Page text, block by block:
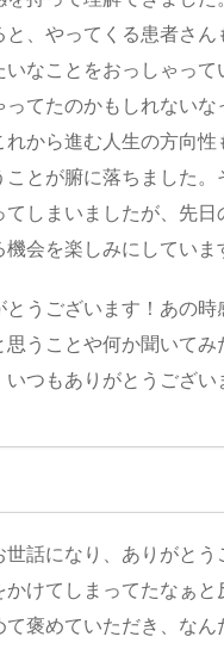
、やってくる患者さ
なことをおっしゃっ
てたのかもしれない
から進む人生の方向
とが腑に落ちました
しまいましたが、先
会を楽しみにしていま
うございます！あの
うことや何か聞いて
つもありがとうござい
話になり、ありがとう
けてしまってたなぁ
褒めていただき、なん